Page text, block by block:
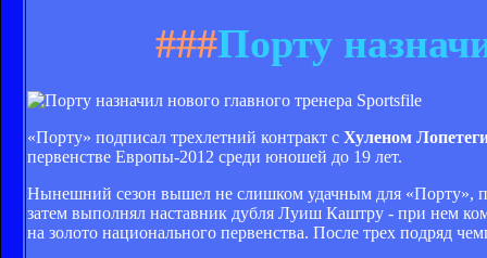
###Порту
Sportsfile
«Порту» подписал трехлетний контракт с Хуленом
первенстве Европы-2012 среди юношей до 19 лет.
Нынешний сезон вышел не слишком удачным для «Порту»,
затем выполнял наставник дубля Луиш Каштру - при нем
на золото национального первенства. После трех подряд